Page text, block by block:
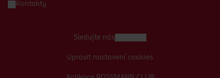
Kontakty
Sledujte nás
Upravit nastavení cookies